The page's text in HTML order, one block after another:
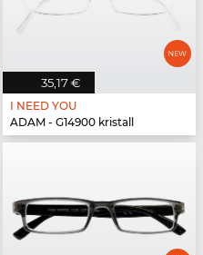
35,17 €
I NEED YOU
ADAM - G14900 kristall